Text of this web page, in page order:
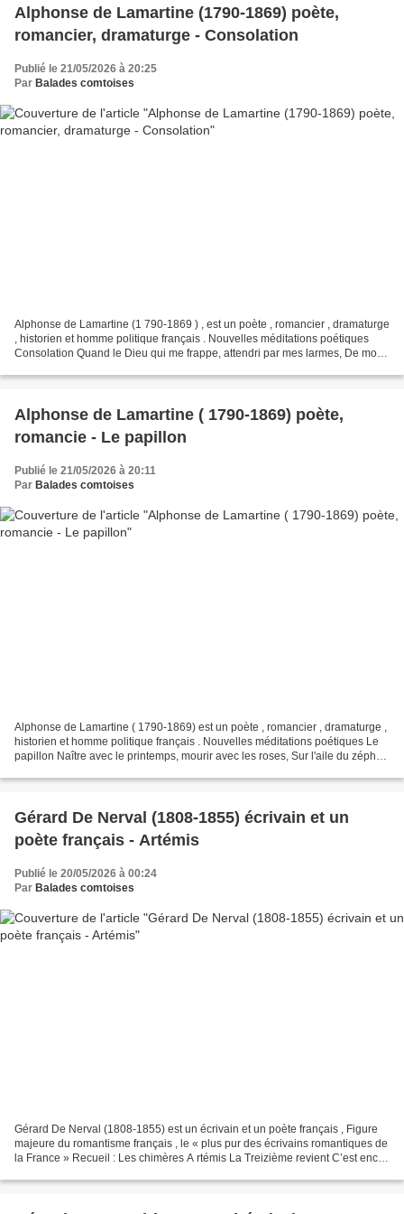
Alphonse de Lamartine (1790-1869) poète,
romancier, dramaturge - Consolation
Publié le 21/05/2026 à 20:25
Par Balades comtoises
Alphonse de Lamartine (1 790-1869 ) , est un poète , romancier , dramaturge
, historien et homme politique français . Nouvelles méditations poétiques
Consolation Quand le Dieu qui me frappe, attendri par mes larmes, De mon
Alphonse de Lamartine ( 1790-1869) poète,
romancie - Le papillon
Publié le 21/05/2026 à 20:11
Par Balades comtoises
Alphonse de Lamartine ( 1790-1869) est un poète , romancier , dramaturge ,
historien et homme politique français . Nouvelles méditations poétiques Le
papillon Naître avec le printemps, mourir avec les roses, Sur l'aile du zéphyr
Gérard De Nerval (1808-1855) écrivain et un
poète français - Artémis
Publié le 20/05/2026 à 00:24
Par Balades comtoises
Gérard De Nerval (1808-1855) est un écrivain et un poète français , Figure
majeure du romantisme français , le « plus pur des écrivains romantiques de
la France » Recueil : Les chimères A rtémis La Treizième revient C’est encor